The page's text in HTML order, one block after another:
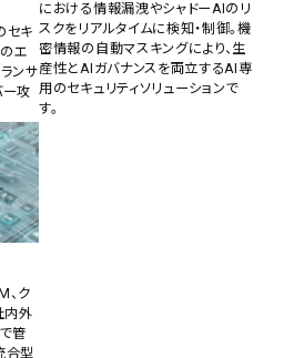
セキ
エ
ンサ
ー攻
における情報漏洩やシャドーAIのリ
スクをリアルタイムに検知・制御。機
密情報の自動マスキングにより、生
産性とAIガバナンスを両立するAI専
用のセキュリティソリューションで
す。
、ク
内外
管
合型